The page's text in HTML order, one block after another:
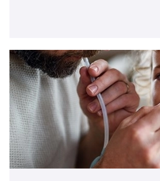
z brakiem dostępu do wszystkich